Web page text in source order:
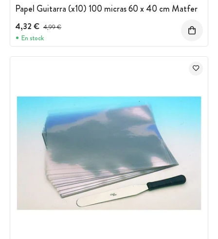
Papel Guitarra (x10) 100 micras 60 x 40 cm Matfer
4,32 € Precio antes del descuento
4,99 €
En stock